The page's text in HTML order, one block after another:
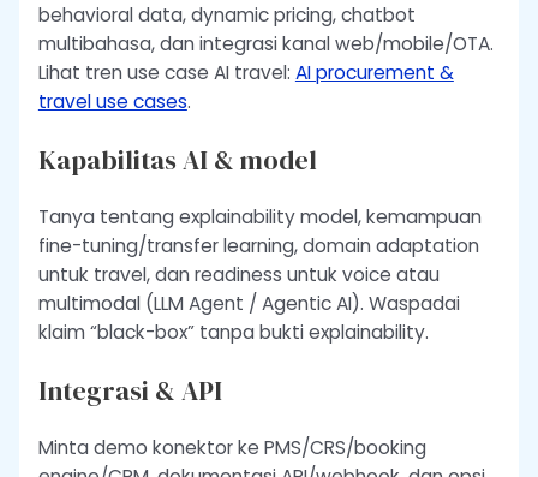
behavioral data, dynamic pricing, chatbot
multibahasa, dan integrasi kanal web/mobile/OTA.
Lihat tren use case AI travel: AI procurement &
travel use cases.
Kapabilitas AI & model
Tanya tentang explainability model, kemampuan
fine-tuning/transfer learning, domain adaptation
untuk travel, dan readiness untuk voice atau
multimodal (LLM Agent / Agentic AI). Waspadai
klaim “black-box” tanpa bukti explainability.
Integrasi & API
Minta demo konektor ke PMS/CRS/booking